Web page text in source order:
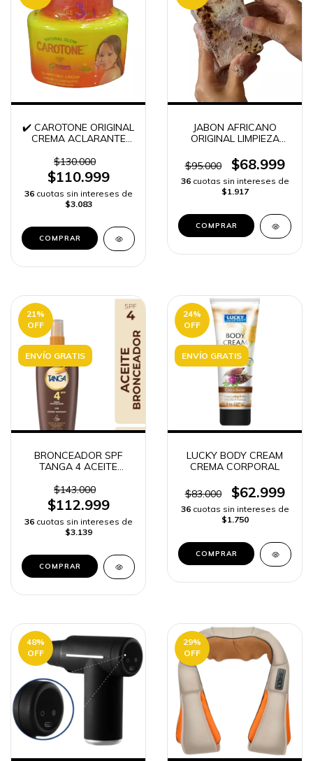
✔️ CAROTONE ORIGINAL
CREMA ACLARANTE
RÁPIDO
$130.000
$110.999
36 cuotas sin intereses de
$3.083
COMPRAR
JABON AFRICANO
ORIGINAL LIMPIEZA
ENVÍO RÁPIDO -
$95.000 $68.999
36 cuotas sin intereses de
$1.917
21%
OFF
ENVÍO GRATIS
BRONCEADOR SPF
TANGA 4 ACEITE
$143.000
$112.999
36 cuotas sin intereses de
$3.139
COMPRAR
24%
OFF
ENVÍO GRATIS
LUCKY BODY CREAM
CREMA CORPORAL
$83.000 $62.999
36 cuotas sin intereses de
$1.750
COMPRAR
48%
OFF
29%
OFF